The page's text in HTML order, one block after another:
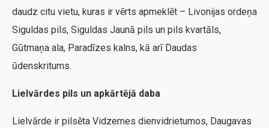
daudz citu vietu, kuras ir vērts apmeklēt – Livonijas ordeņa
Siguldas pils, Siguldas Jaunā pils un pils kvartāls,
Gūtmaņa ala, Paradīzes kalns, kā arī Daudas
ūdenskritums.
Lielvārdes pils un apkārtējā daba
Lielvārde ir pilsēta Vidzemes dienvidrietumos, Daugavas